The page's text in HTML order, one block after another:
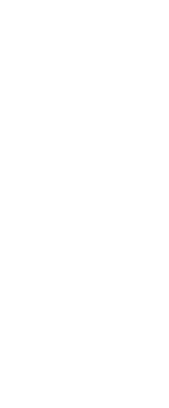
favoritos
favoritos
favoritos